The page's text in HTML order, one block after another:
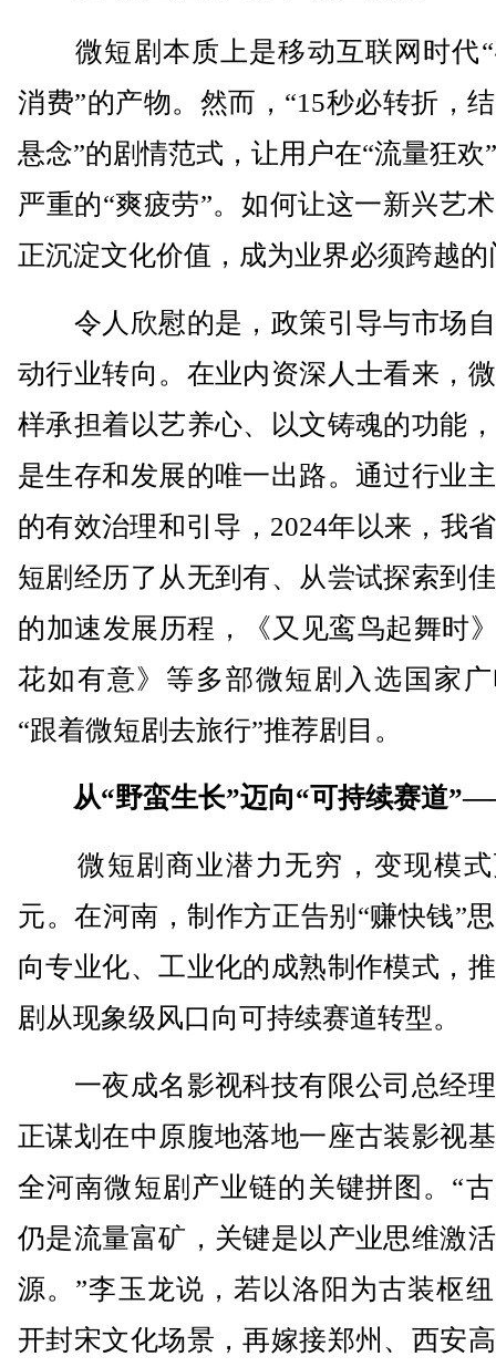
微短剧本质上是移动互联网时代“
消费”的产物。然而，“15秒必转折，
悬念”的剧情范式，让用户在“流量狂欢
严重的“爽疲劳”。如何让这一新兴艺
正沉淀文化价值，成为业界必须跨越的
令人欣慰的是，政策引导与市场
动行业转向。在业内资深人士看来，
样承担着以艺养心、以文铸魂的功能
是生存和发展的唯一出路。通过行业
的有效治理和引导，2024年以来，我
短剧经历了从无到有、从尝试探索到
的加速发展历程，《又见鸾鸟起舞时
花如有意》等多部微短剧入选国家
“跟着微短剧去旅行”推荐剧目。
从“野蛮生长”迈向“可持续赛道
微短剧商业潜力无穷，变现模式
元。在河南，制作方正告别“赚快钱”
向专业化、工业化的成熟制作模式，
剧从现象级风口向可持续赛道转型。
一夜成名影视科技有限公司总经
正谋划在中原腹地落地一座古装影视
全河南微短剧产业链的关键拼图。“
仍是流量富矿，关键是以产业思维激
源。”李玉龙说，若以洛阳为古装枢
开封宋文化场景，再嫁接郑州、西安